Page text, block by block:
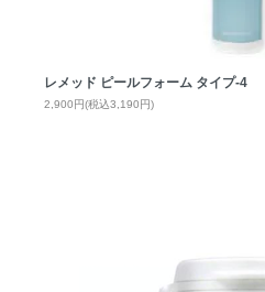
レメッド ピールフォーム タイプ-4
2,900円(税込3,190円)